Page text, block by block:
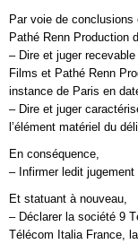
Par voie de
Pathé Renn Production
– Dire et juger
Films et Pathé Renn
instance de Paris en
– Dire et juger
l’élément matériel du
En conséquence,
– Infirmer ledit jugement
Et statuant à nouveau,
– Déclarer la société 9
Télécom Italia France,